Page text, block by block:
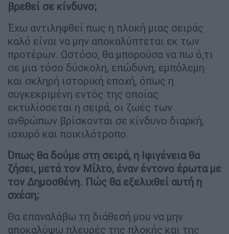
βρεθεί σε κίνδυνο;
Έχω αντιληφθεί πως η πλοκή μιας σειράς
καλό είναι να μην αποκαλύπτεται εκ των
προτέρων. Ωστόσο, θα μπορούσα να πω ό,τι
σε μια τόσο δύσκολη, επώδυνη, εμπόλεμη
και σκληρή ιστορική εποχή, όπως η
συγκεκριμένη εντός της οποίας
εκτυλίσσεται η σειρά, οι ζωές των
ανθρώπων βρίσκονται σε κίνδυνο διαρκή,
ισχυρό και ποικιλότροπο.
Όπως θα δούμε στη σειρά, η Ιφιγένεια θα
ζήσει, μετά τον Μίλτο, έναν έντονο έρωτα με
τον Δημοσθένη. Πώς θα εξελιχθεί αυτή η
σχέση;
Θα επαναλάβω τη διάθεσή μου να μην
αποκαλύψω πλευρές της πλοκής και της